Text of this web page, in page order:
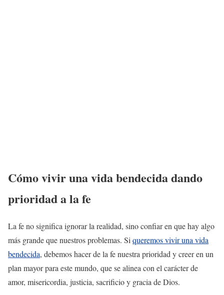
Cómo vivir una vida bendecida dando
prioridad a la fe
La fe no significa ignorar la realidad, sino confiar en que hay algo
más grande que nuestros problemas. Si queremos vivir una vida
bendecida, debemos hacer de la fe nuestra prioridad y creer en un
plan mayor para este mundo, que se alinea con el carácter de
amor, misericordia, justicia, sacrificio y gracia de Dios.